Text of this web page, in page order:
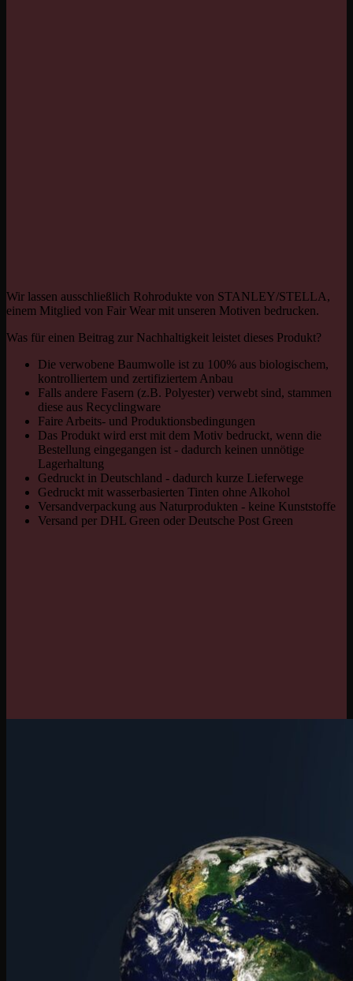
Wir lassen ausschließlich Rohrodukte von STANLEY/STELLA,
einem Mitglied von Fair Wear mit unseren Motiven bedrucken.
Was für einen Beitrag zur Nachhaltigkeit leistet dieses Produkt?
Die verwobene Baumwolle ist zu 100% aus biologischem,
kontrolliertem und zertifiziertem Anbau
Falls andere Fasern (z.B. Polyester) verwebt sind, stammen
diese aus Recyclingware
Faire Arbeits- und Produktionsbedingungen
Das Produkt wird erst mit dem Motiv bedruckt, wenn die
Bestellung eingegangen ist - dadurch keinen unnötige
Lagerhaltung
Gedruckt in Deutschland - dadurch kurze Lieferwege
Gedruckt mit wasserbasierten Tinten ohne Alkohol
Versandverpackung aus Naturprodukten - keine Kunststoffe
Versand per DHL Green oder Deutsche Post Green